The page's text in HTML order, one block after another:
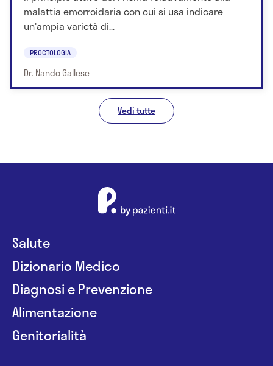
malattia emorroidaria con cui si usa indicare
un'ampia varietà di...
PROCTOLOGIA
Dr. Nando Gallese
Vedi tutte
Salute
Dizionario Medico
Diagnosi e Prevenzione
Alimentazione
Genitorialità